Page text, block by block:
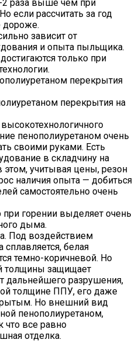
2 раза выше чем при
если рассчитать за год
дороже.
зависит от
и опыта пыльщика.
только при
перекрытия на
пенополиуретаном очень
своими руками. Есть
в складчину на
этом, учитывая цены, резон
наличия опыта — добиться
самостоятельно очень
при горении выделяет очень
дыма.
Под воздействием
белая
темно-коричневой. Но
толщины защищает
дальнейшего разрушения,
толщине ППУ, его даже
Но внешний вид
пенополиуретаном,
что все равно
отделка.